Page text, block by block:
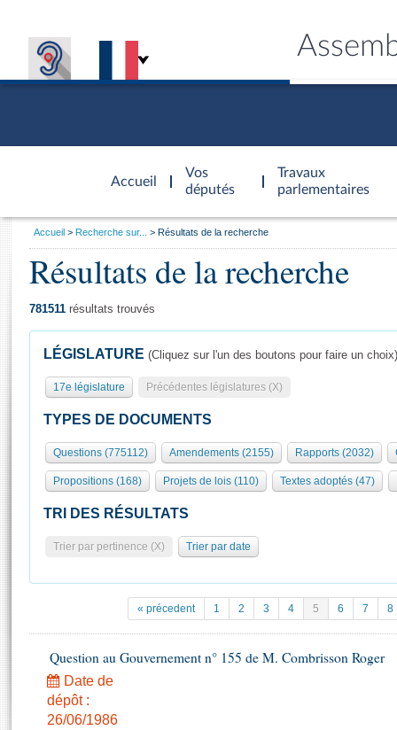
Accueil
d'accueil
Vos
députés
Travaux
parlementaires
Présidence
577 députés
Groupes politiques
Séance publique
Commissions et autres organes
Europe et International
Pétitions
Projets de loi
Propositions de loi
Amendements
Textes adoptés
Général
Rôle et pouvoirs de l'Assemblée
Organisation de l'Assemblée
Présidence Conférence des Présidents Bureau Collège des
Statistiques et chiffres clés
Documents de référence
( Constitution | Règlement de l'Assemblée ... )
Histoire
Juniors
Visiter l'Assemblée
Visite virtuelle du palais Bourbon
Assister à une séance
La Bibliothèque
Contacts et plan d'accès
Photos libres de droit
Vous
Accueil Recherche sur... Résultats de la recherche
Résultats de la recherche
781511 résultats trouvés
LÉGISLATURE (Cliquez sur l'un des boutons pour faire un choix)
17e législature Précédentes législatures (X)
TYPES DE DOCUMENTS
Questions (775112) Amendements (2155) Rapports (2032)
Propositions (168) Projets de lois (110) Textes adoptés (47)
TRI DES RÉSULTATS
Trier par pertinence (X) Trier par date
« précedent 1 2 3 4 5 6 7 8
Question au Gouvernement n° 155 de M. Combrisson Roger
Date de
dépôt :
26/06/1986